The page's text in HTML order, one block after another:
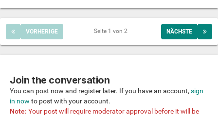
VORHERIGE NÄCHSTE
Seite 1 von 2
Join the conversation
You can post now and register later. If you have an account, sign
in now to post with your account.
Note: Your post will require moderator approval before it will be